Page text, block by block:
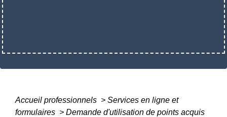
Accueil professionnels > Services en ligne et
formulaires > Demande d'utilisation de points acquis